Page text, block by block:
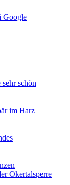
schön
im Harz
Okertalsperre